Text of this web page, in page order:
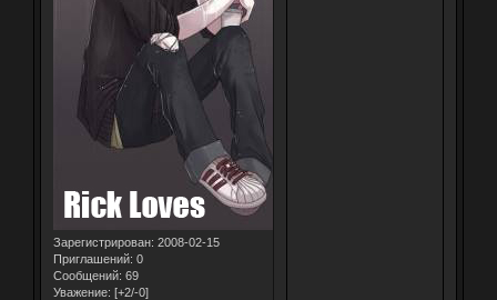
Зарегистрирован: 2008-02-15
Приглашений: 0
Сообщений: 69
Уважение: [+2/-0]